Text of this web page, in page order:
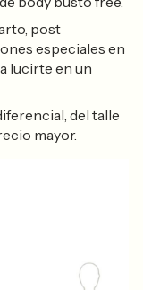
post
especiales en
lucirte en un
del talle
mayor.